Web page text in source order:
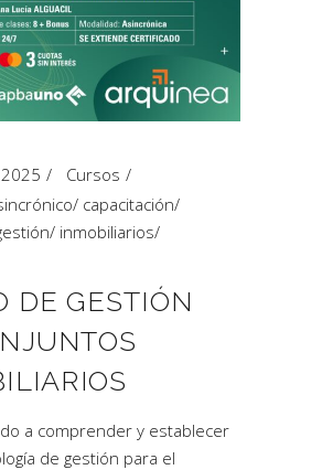
Cursos
/ capacitación/
/ inmobiliarios/
DE GESTIÓN
a comprender y establecer
de gestión para el